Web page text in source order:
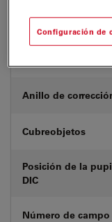
Anillo de
Cubreobjetos
Posición de la
DIC
Número de campo
Configuración de